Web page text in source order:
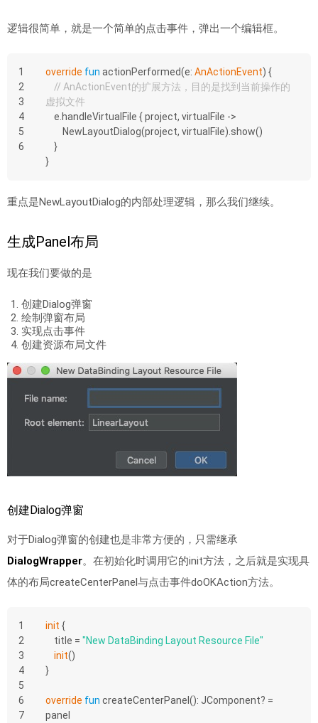
逻辑很简单，就是一个简单的点击事件，弹出一个编辑框。
1
2
3
4
5
6
override fun actionPerformed(e: AnActionEvent) {
// AnActionEvent的扩展方法，目的是找到当前操作的
虚拟文件
    e.handleVirtualFile { project, virtualFile ->
        NewLayoutDialog(project, virtualFile).show()
    }
}
重点是NewLayoutDialog的内部处理逻辑，那么我们继续。
生成Panel布局
现在我们要做的是
创建Dialog弹窗
绘制弹窗布局
实现点击事件
创建资源布局文件
创建Dialog弹窗
对于Dialog弹窗的创建也是非常方便的，只需继承
DialogWrapper。在初始化时调用它的init方法，之后就是实现具
体的布局createCenterPanel与点击事件doOKAction方法。
1
2
3
4
5
6
7
init {
    title =
"New DataBinding Layout Resource File"
init()
}
override fun createCenterPanel (): JComponent? =
panel